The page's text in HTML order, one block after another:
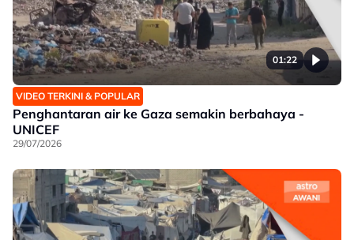
01:22
VIDEO TERKINI & POPULAR
Penghantaran air ke Gaza semakin berbahaya -
UNICEF
29/07/2026